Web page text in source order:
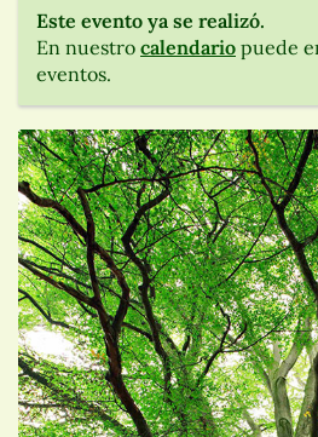
Este evento ya se realizó.
En nuestro calendario puede
eventos.